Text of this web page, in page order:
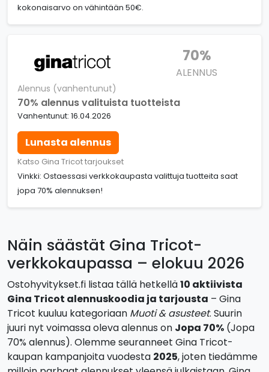
kokonaisarvo on vähintään 50€.
70%
ALENNUS
Alennus (vanhentunut)
70% alennus valituista tuotteista
Vanhentunut: 16.04.2026
Lunasta alennus
Katso Gina Tricot tarjoukset
Vinkki: Ostaessasi verkkokaupasta valittuja tuotteita saat
jopa 70% alennuksen!
Näin säästät Gina Tricot-
verkkokaupassa – elokuu 2026
Ostohyvitykset.fi listaa tällä hetkellä10 aktiivista
Gina Tricot alennuskoodia ja tarjousta – Gina
Tricot kuuluu kategoriaan Muoti & asusteet. Suurin
juuri nyt voimassa oleva alennus on Jopa 70% (Jopa
70% alennus). Olemme seuranneet Gina Tricot-
kaupan kampanjoita vuodesta 2025, joten tiedämme